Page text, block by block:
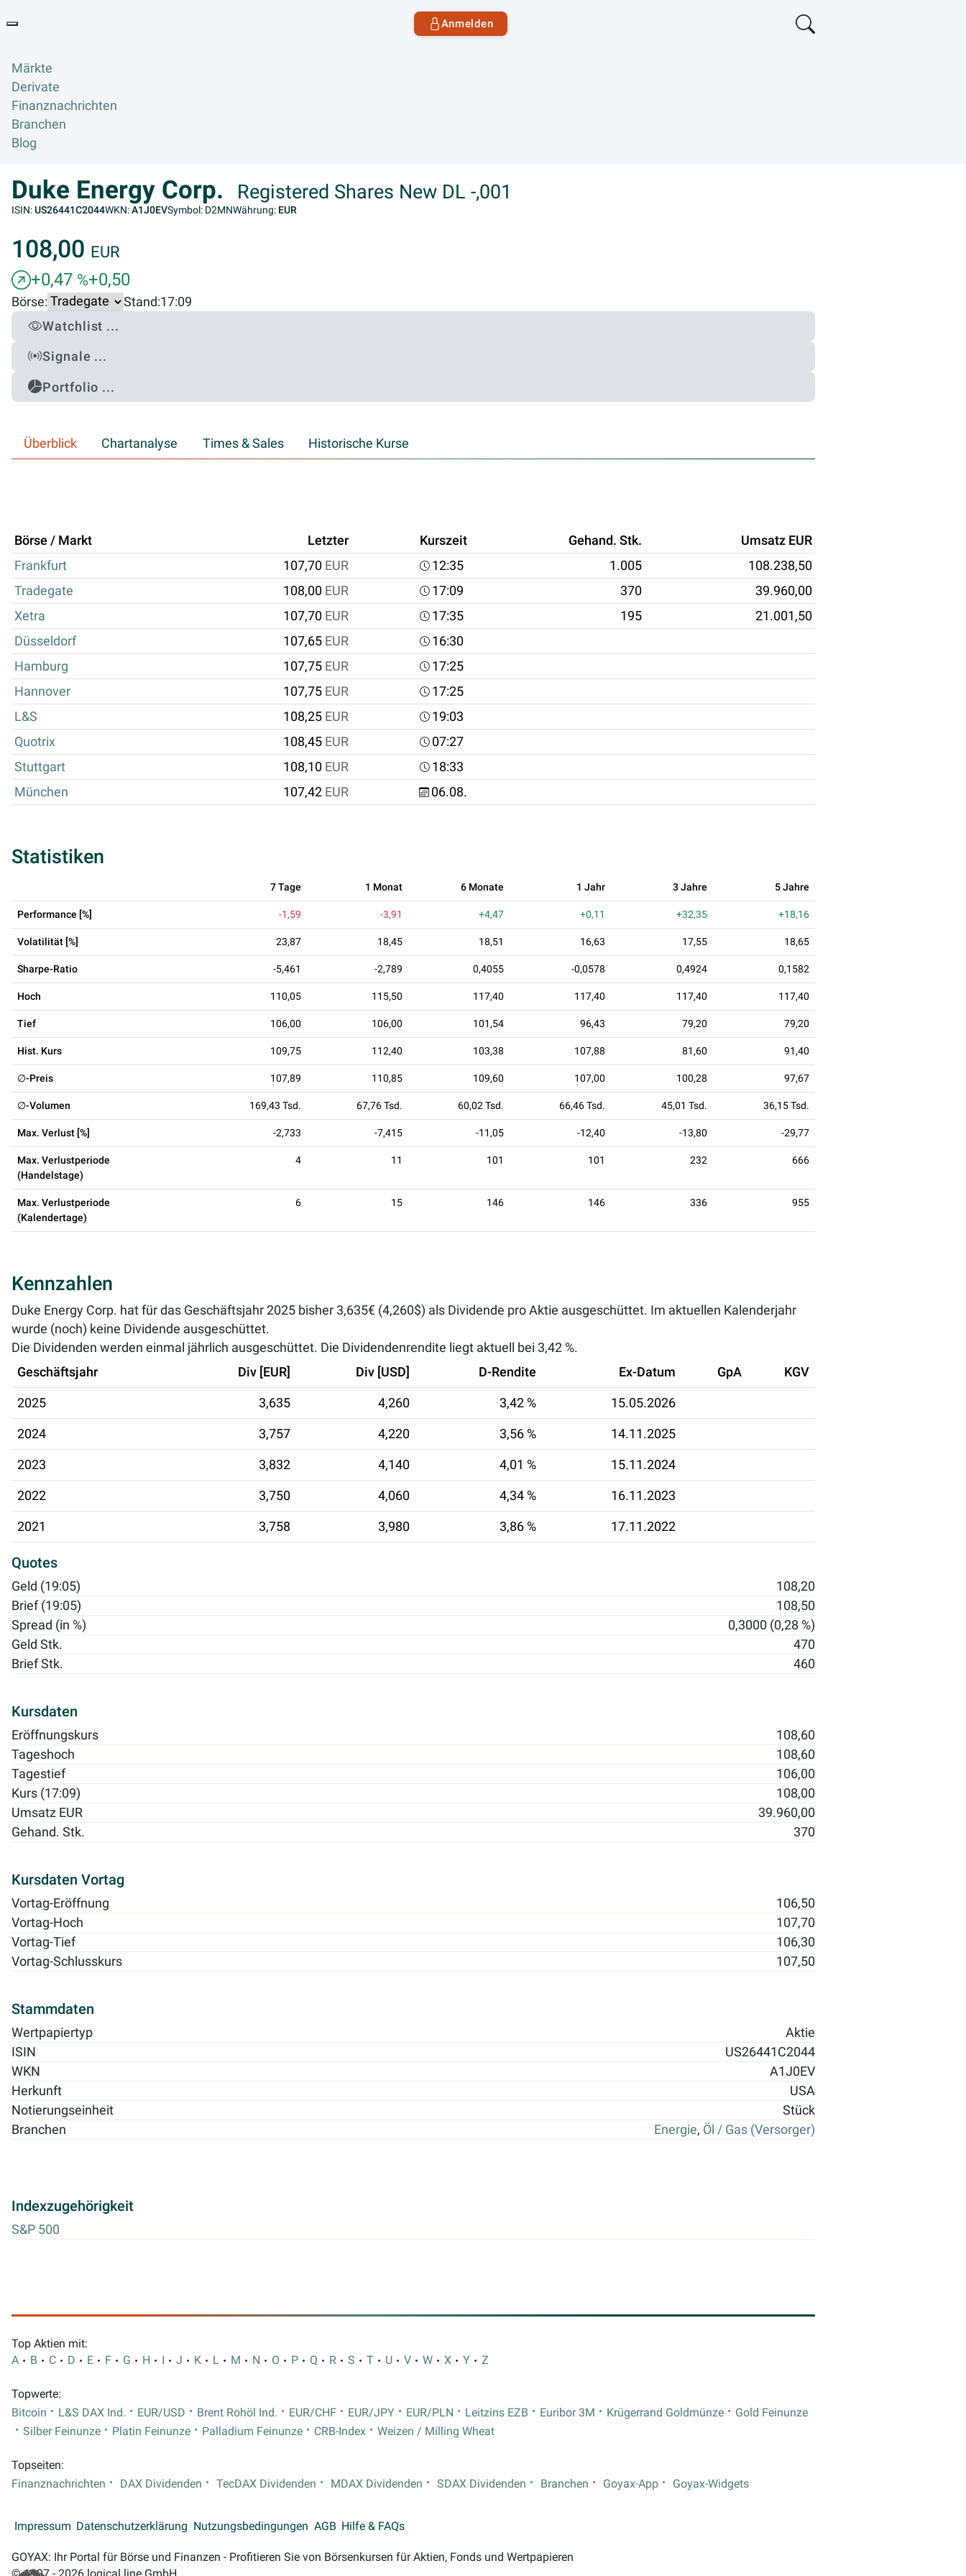
Anmelden
Märkte
Derivate
Finanznachrichten
Branchen
Blog
Duke Energy Corp. Registered Shares New DL -,001
ISIN:US26441C2044WKN:A1J0EVSymbol: D2MNWährung: EUR
108,00 EUR
+0,47 %+0,50
Börse: Stand:17:09
Watchlist ...
Signale ...
Portfolio ...
Überblick Chartanalyse Times & Sales Historische Kurse
Börse / Markt Letzter Kurszeit Gehand. Stk.
Umsatz EUR
Frankfurt
107,70 EUR 12:35 1.005
108.238,50
Tradegate
108,00 EUR 17:09 370
39.960,00
Xetra
107,70 EUR 17:35 195
21.001,50
Düsseldorf
107,65 EUR
16:30
Hamburg
107,75 EUR
17:25
Hannover
107,75 EUR
17:25
L&S
108,25 EUR
19:03
Quotrix
108,45 EUR
07:27
Stuttgart
108,10 EUR
18:33
München
107,42 EUR 06.08.
Statistiken
7 Tage 1 Monat 6 Monate 1 Jahr 3 Jahre 5 Jahre
Performance [%] -1,59 -3,91 +4,47 +0,11 +32,35 +18,16
Volatilität [%] 23,87 18,45 18,51 16,63 17,55 18,65
Sharpe-Ratio -5,461 -2,789 0,4055 -0,0578 0,4924 0,1582
Hoch 110,05 115,50 117,40 117,40 117,40 117,40
Tief 106,00 106,00 101,54 96,43 79,20 79,20
Hist. Kurs 109,75 112,40 103,38 107,88 81,60 91,40
∅-Preis 107,89 110,85 109,60 107,00 100,28 97,67
∅-Volumen 169,43 Tsd. 67,76 Tsd. 60,02 Tsd. 66,46 Tsd. 45,01 Tsd. 36,15 Tsd.
Max. Verlust [%] -2,733 -7,415 -11,05 -12,40 -13,80 -29,77
Max. Verlustperiode
(Handelstage)
4 11 101 101 232 666
Max. Verlustperiode
(Kalendertage)
6 15 146 146 336 955
Kennzahlen
Duke Energy Corp. hat für das Geschäftsjahr 2025 bisher 3,635€ (4,260$) als Dividende pro Aktie ausgeschüttet. Im aktuellen Kalenderjahr
wurde (noch) keine Dividende ausgeschüttet.
Die Dividenden werden einmal jährlich ausgeschüttet. Die Dividendenrendite liegt aktuell bei 3,42 %.
Geschäftsjahr
Div [EUR] Div [USD] D-Rendite Ex-Datum GpA KGV
2025 3,635 4,260 3,42 % 15.05.2026
2024 3,757 4,220 3,56 % 14.11.2025
2023 3,832 4,140 4,01 % 15.11.2024
2022 3,750 4,060 4,34 % 16.11.2023
2021 3,758 3,980 3,86 % 17.11.2022
Quotes
Geld (19:05)
108,20
Brief (19:05)
108,50
Spread (in %)
0,3000 (0,28 %)
Geld Stk.
470
Brief Stk.
460
Kursdaten
Eröffnungskurs
108,60
Tageshoch
108,60
Tagestief
106,00
Kurs (17:09)
108,00
Umsatz EUR
39.960,00
Gehand. Stk.
370
Kursdaten Vortag
Vortag-Eröffnung
106,50
Vortag-Hoch
107,70
Vortag-Tief
106,30
Vortag-Schlusskurs
107,50
Stammdaten
Wertpapiertyp
Aktie
ISIN
US26441C2044
WKN
A1J0EV
Herkunft
USA
Notierungseinheit
Stück
Branchen
Energie, Öl / Gas (Versorger)
Indexzugehörigkeit
S&P 500
Top Aktien mit:
A
B C D E F G H I J K L M N O P Q R S T U V W X Y Z
Topwerte:
Bitcoin
L&S DAX Ind. EUR/USD Brent Rohöl Ind. EUR/CHF EUR/JPY EUR/PLN Leitzins EZB Euribor 3M Krügerrand Goldmünze
Gold Feinunze
Silber Feinunze
Platin Feinunze Palladium Feinunze CRB-Index Weizen / Milling Wheat
Topseiten:
Finanznachrichten
DAX Dividenden TecDAX Dividenden MDAX Dividenden SDAX Dividenden Branchen Goyax-App Goyax-Widgets
Impressum Datenschutzerklärung Nutzungsbedingungen AGB Hilfe & FAQs
GOYAX: Ihr Portal für Börse und Finanzen - Profitieren Sie von Börsenkursen für Aktien, Fonds und Wertpapieren